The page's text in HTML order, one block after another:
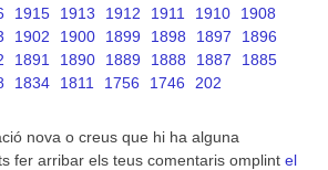
1915 1913 1912 1911 1910
1908
1902 1900 1899 1898 1897
1896
1891 1890 1889 1888 1887
1885
1834 1811 1756 1746 202
nova o creus que hi ha alguna
fer arribar els teus comentaris omplint el